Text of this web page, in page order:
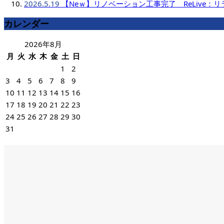
2026.5.19
【Neｗ】リノベーション工事完了 ReLive：リ
カレンダー
2026年8月
月 火 水 木 金 土 日
1
2
3
4 5 6 7 8
9
10 11 12 13 14 15 16
17 18 19 20 21 22 23
24 25 26 27 28 29 30
31